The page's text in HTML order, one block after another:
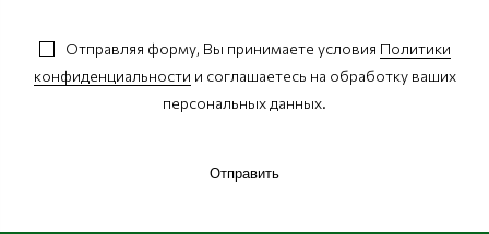
Отправляя форму, Вы принимаете условия Политики
конфиденциальности и соглашаетесь на обработку ваших
персональных данных.
Отправить